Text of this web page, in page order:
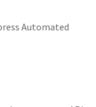
Automated